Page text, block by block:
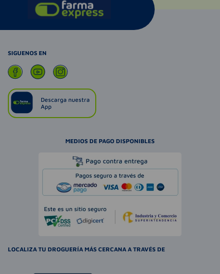
SIGUENOS EN
Descarga nuestra
App
MEDIOS DE PAGO DISPONIBLES
LOCALIZA TU DROGUERÍA MÁS CERCANA A TRAVÉS DE